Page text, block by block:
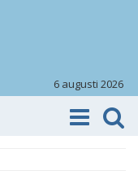
6 augusti 2026